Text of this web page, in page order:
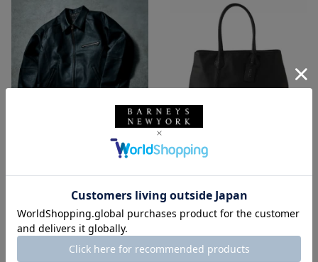
ELLM ホースレザーブルゾン
¥165,000
BARNEYS NEW YORK
4 colors